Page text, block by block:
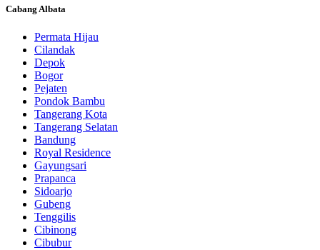
Cabang Albata
Permata Hijau
Cilandak
Depok
Bogor
Pejaten
Pondok Bambu
Tangerang Kota
Tangerang Selatan
Bandung
Royal Residence
Gayungsari
Prapanca
Sidoarjo
Gubeng
Tenggilis
Cibinong
Cibubur